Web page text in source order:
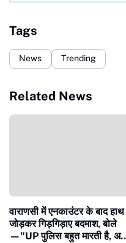
Tags
News Trending
Related News
वाराणसी में एनकाउंटर के बाद हाथ
जोड़कर गिड़गिड़ाए बदमाश, बोले
—"UP पुलिस बहुत मारती है, अब